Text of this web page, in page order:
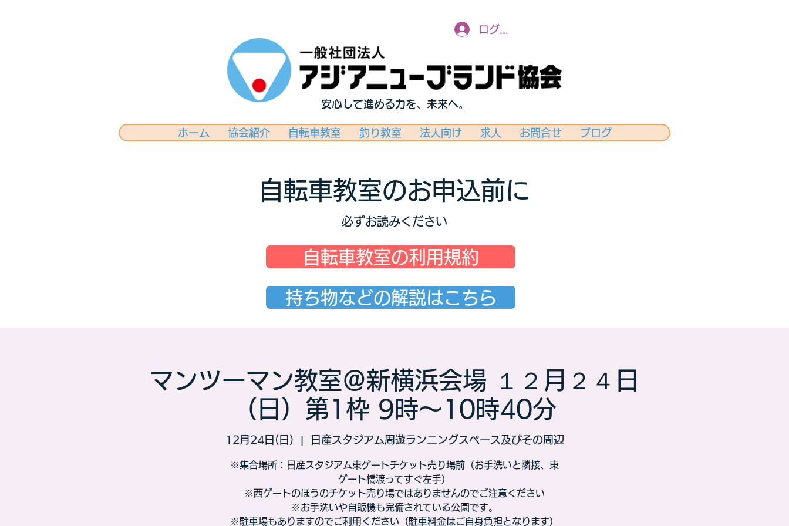
安心して進める力を、未来へ。
ログイン
ホーム 協会紹介 自転車教室 釣り教室 法人向け 求人 お問合せ ブログ
自転車教室のお申込前に
必ずお読みください
自転車教室の利用規約
持ち物などの解説はこちら
マンツーマン教室＠新横浜会場 １２月２４日
（日）第1枠 9時～10時40分
12月24日(日) 日産スタジアム周遊ランニングスペース及びその周辺
※集合場所：日産スタジアム東ゲートチケット売り場前（お手洗いと隣接、東
ゲート橋渡ってすぐ左手）
※西ゲートのほうのチケット売り場ではありませんのでご注意ください
※お手洗いや自販機も完備されている公園です。
※駐車場もありますのでご利用ください（駐車料金はご自身負担となります）